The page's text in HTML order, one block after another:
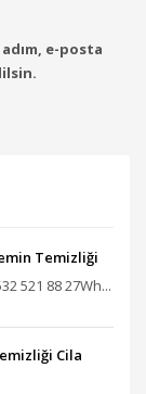
e-posta
Temizliği
521 88 27Wh...
Cila